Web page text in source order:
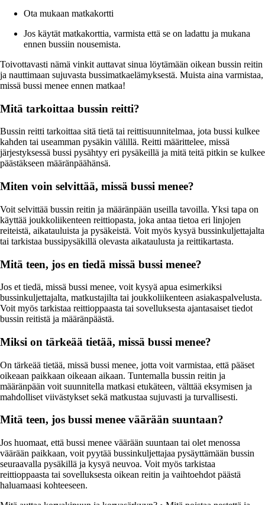
Ota mukaan matkakortti
Jos käytät matkakorttia, varmista että se on ladattu ja mukana
ennen bussiin nousemista.
Toivottavasti nämä vinkit auttavat sinua löytämään oikean bussin reitin
ja nauttimaan sujuvasta bussimatkaelämyksestä. Muista aina varmistaa,
missä bussi menee ennen matkaa!
Mitä tarkoittaa bussin reitti?
Bussin reitti tarkoittaa sitä tietä tai reittisuunnitelmaa, jota bussi kulkee
kahden tai useamman pysäkin välillä. Reitti määrittelee, missä
järjestyksessä bussi pysähtyy eri pysäkeillä ja mitä teitä pitkin se kulkee
päästäkseen määränpäähänsä.
Miten voin selvittää, missä bussi menee?
Voit selvittää bussin reitin ja määränpään useilla tavoilla. Yksi tapa on
käyttää joukkoliikenteen reittiopasta, joka antaa tietoa eri linjojen
reiteistä, aikatauluista ja pysäkeistä. Voit myös kysyä bussinkuljettajalta
tai tarkistaa bussipysäkillä olevasta aikataulusta ja reittikartasta.
Mitä teen, jos en tiedä missä bussi menee?
Jos et tiedä, missä bussi menee, voit kysyä apua esimerkiksi
bussinkuljettajalta, matkustajilta tai joukkoliikenteen asiakaspalvelusta.
Voit myös tarkistaa reittioppaasta tai sovelluksesta ajantasaiset tiedot
bussin reitistä ja määränpäästä.
Miksi on tärkeää tietää, missä bussi menee?
On tärkeää tietää, missä bussi menee, jotta voit varmistaa, että pääset
oikeaan paikkaan oikeaan aikaan. Tuntemalla bussin reitin ja
määränpään voit suunnitella matkasi etukäteen, välttää eksymisen ja
mahdolliset viivästykset sekä matkustaa sujuvasti ja turvallisesti.
Mitä teen, jos bussi menee väärään suuntaan?
Jos huomaat, että bussi menee väärään suuntaan tai olet menossa
väärään paikkaan, voit pyytää bussinkuljettajaa pysäyttämään bussin
seuraavalla pysäkillä ja kysyä neuvoa. Voit myös tarkistaa
reittioppaasta tai sovelluksesta oikean reitin ja vaihtoehdot päästä
haluamaasi kohteeseen.